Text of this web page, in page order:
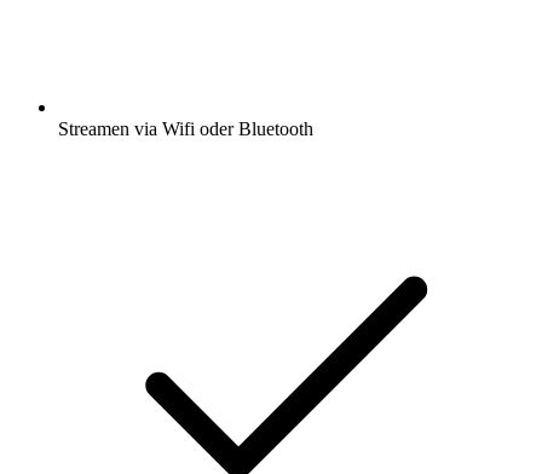
Streamen via Wifi oder Bluetooth